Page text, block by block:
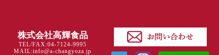
株式会社高輝食品
TEL/FAX:04-7124-9995
MAIL:info@a-changyoza.jp